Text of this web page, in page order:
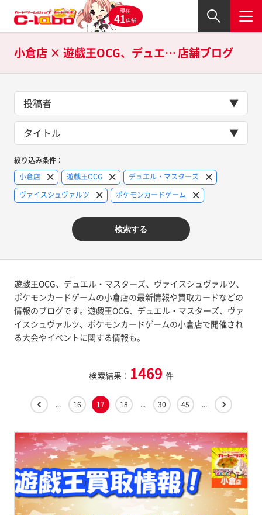
現在
41店舗
小倉店 × 遊戯王OCG、デュエル・マスターズ、ヴァイスシュヴァルツ、ポケモンカードゲームの店舗ブログ
投稿者
タイトル
絞り込み条件：
小倉店
遊戯王OCG
デュエル・マスターズ
ヴァイスシュヴァルツ
ポケモンカードゲーム
検索する
遊戯王OCG、デュエル・マスターズ、ヴァイスシュヴァルツ、
ポケモンカードゲームの小倉店の最新情報や買取カードなどの
情報のブログです。遊戯王OCG、デュエル・マスターズ、ヴァ
イスシュヴァルツ、ポケモンカードゲームの小倉店で開催され
る大会やイベントに関する情報も。
検索結果： 1469 件
... 16 17 18 ... 30 45 ...